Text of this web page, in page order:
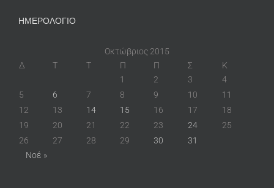
ΗΜΕΡΟΛΟΓΙΟ
Οκτώβριος 2015
Δ
Τ Τ Π Π Σ
Κ
1
2 3
4
5
6 7 8 9 10
11
12
13 14 15 16 17
18
19
20 21 22 23 24
25
26
27 28 29 30
31
Νοέ »